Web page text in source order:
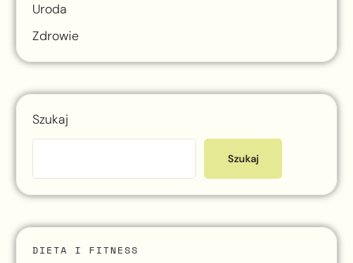
Uroda
Zdrowie
Szukaj
Szukaj
DIETA I FITNESS